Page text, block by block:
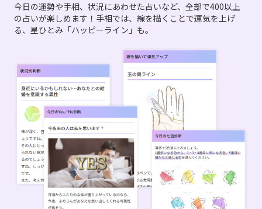
今日の運勢や手相、状況にあわせた占いなど、全部で400以上
の占いが楽しめます！手相では、線を描くことで運気を上げ
る、星ひとみ「ハッピーライン」も。